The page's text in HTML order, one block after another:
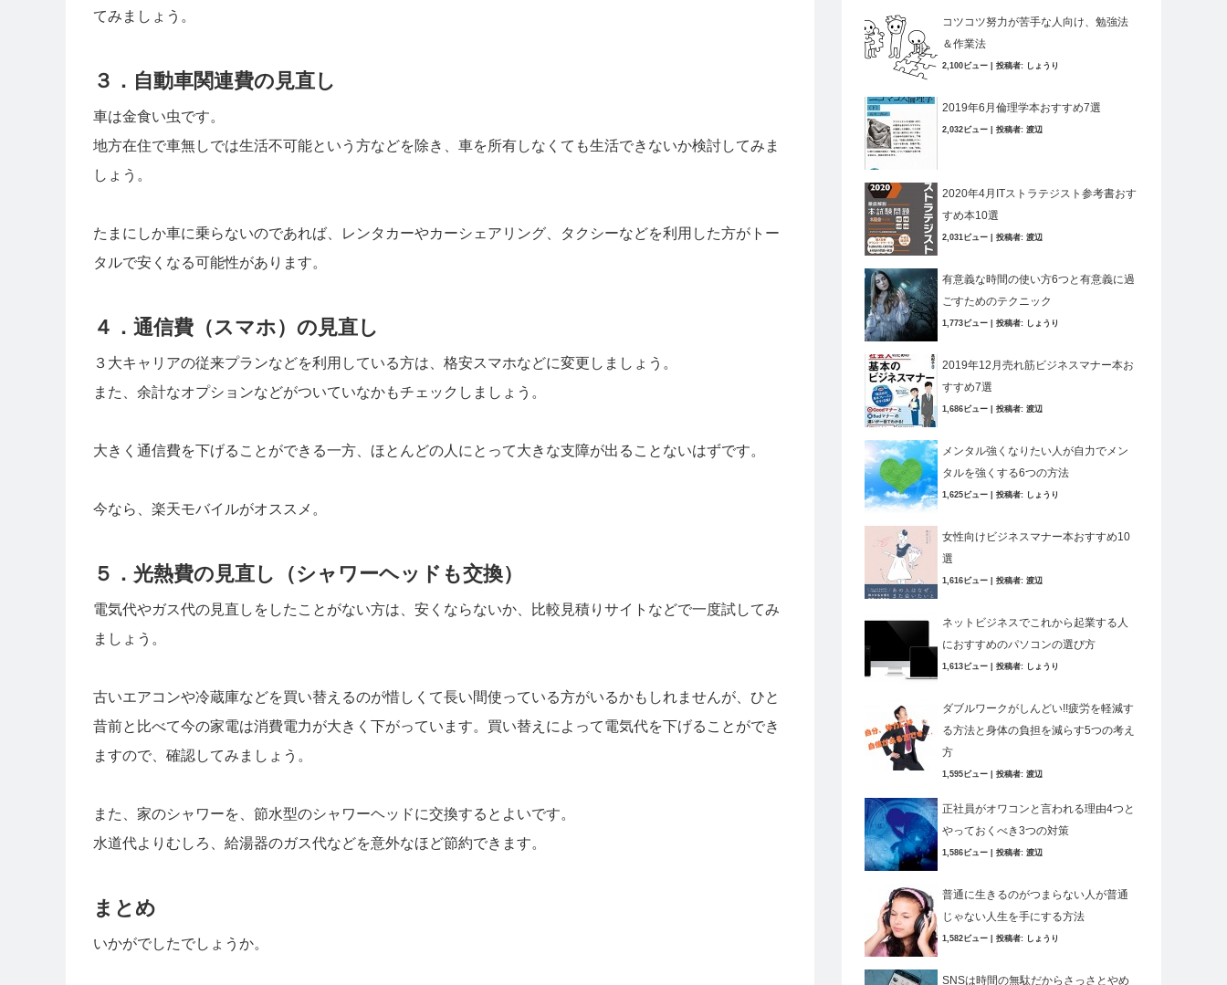
てみましょう。
３．自動車関連費の見直し
車は金食い虫です。
地方在住で車無しでは生活不可能という方などを除き、車を所有しなくても生活できないか検討してみま
しょう。
たまにしか車に乗らないのであれば、レンタカーやカーシェアリング、タクシーなどを利用した方がトー
タルで安くなる可能性があります。
４．通信費（スマホ）の見直し
３大キャリアの従来プランなどを利用している方は、格安スマホなどに変更しましょう。
また、余計なオプションなどがついていなかもチェックしましょう。
大きく通信費を下げることができる一方、ほとんどの人にとって大きな支障が出ることないはずです。
今なら、楽天モバイルがオススメ。
５．光熱費の見直し（シャワーヘッドも交換）
電気代やガス代の見直しをしたことがない方は、安くならないか、比較見積りサイトなどで一度試してみ
ましょう。
古いエアコンや冷蔵庫などを買い替えるのが惜しくて長い間使っている方がいるかもしれませんが、ひと
昔前と比べて今の家電は消費電力が大きく下がっています。買い替えによって電気代を下げることができ
ますので、確認してみましょう。
また、家のシャワーを、節水型のシャワーヘッドに交換するとよいです。
水道代よりむしろ、給湯器のガス代などを意外なほど節約できます。
まとめ
いかがでしたでしょうか。
コツコツ努力が苦手な人向け、勉強法
＆作業法
2,100ビュー 投稿者: しょうり
2019年6月倫理学本おすすめ7選
2,032ビュー 投稿者: 渡辺
2020年4月ITストラテジスト参考書おす
すめ本10選
2,031ビュー 投稿者: 渡辺
有意義な時間の使い方6つと有意義に過
ごすためのテクニック
1,773ビュー 投稿者: しょうり
2019年12月売れ筋ビジネスマナー本お
すすめ7選
1,686ビュー 投稿者: 渡辺
メンタル強くなりたい人が自力でメン
タルを強くする6つの方法
1,625ビュー 投稿者: しょうり
女性向けビジネスマナー本おすすめ10
選
1,616ビュー 投稿者: 渡辺
ネットビジネスでこれから起業する人
におすすめのパソコンの選び方
1,613ビュー 投稿者: しょうり
ダブルワークがしんどい!!疲労を軽減す
る方法と身体の負担を減らす5つの考え
方
1,595ビュー 投稿者: 渡辺
正社員がオワコンと言われる理由4つと
やっておくべき3つの対策
1,586ビュー 投稿者: 渡辺
普通に生きるのがつまらない人が普通
じゃない人生を手にする方法
1,582ビュー 投稿者: しょうり
SNSは時間の無駄だからさっさとやめ